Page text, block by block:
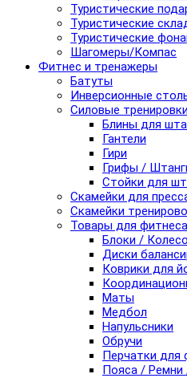
Туристические
Туристические
Туристические
Шагомеры/Компас
Фитнес и тренажеры
Батуты
Инверсионные
Силовые тренировки
Блины для
Гантели
Гири
Грифы /
Стойки для
Скамейки для
Скамейки
Товары для фитнеса
Блоки /
Диски
Коврики для
Маты
Медбол
Напульсники
Обручи
Перчатки для
Пояса /